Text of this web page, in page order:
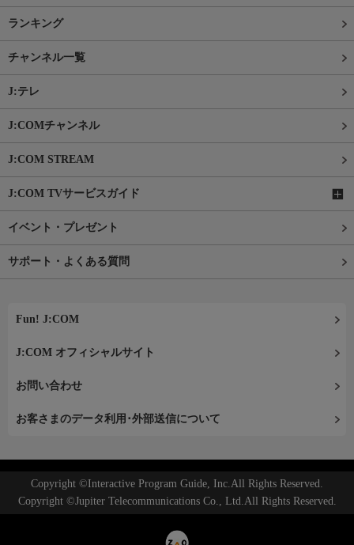
ランキング
チャンネル一覧
J:テレ
J:COMチャンネル
J:COM STREAM
J:COM TVサービスガイド
イベント・プレゼント
サポート・よくある質問
Fun! J:COM
J:COM オフィシャルサイト
お問い合わせ
お客さまのデータ利用･外部送信について
Copyright ©Interactive Program Guide, Inc.All Rights Reserved.
Copyright ©Jupiter Telecommunications Co., Ltd.All Rights Reserved.